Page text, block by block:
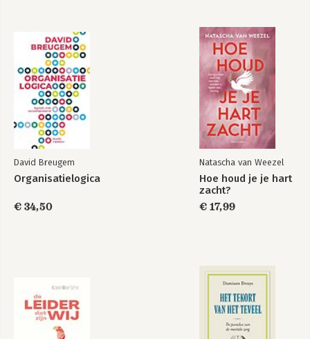
De leegte voorbij
Het verlaten
individu
Bekijk alle boeken
David Breugem
Organisatielogica
€ 34,50
Natascha van Weezel
Hoe houd je je hart
zacht?
€ 17,99